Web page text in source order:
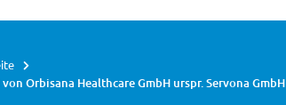
Orbisana Healthcare GmbH urspr. Servona GmbH